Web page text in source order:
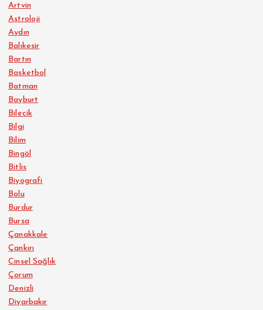
Artvin
Astroloji
Aydın
Balıkesir
Bartın
Basketbol
Batman
Bayburt
Bilecik
Bilgi
Bilim
Bingöl
Bitlis
Biyografi
Bolu
Burdur
Bursa
Çanakkale
Çankırı
Cinsel Sağlık
Çorum
Denizli
Diyarbakır